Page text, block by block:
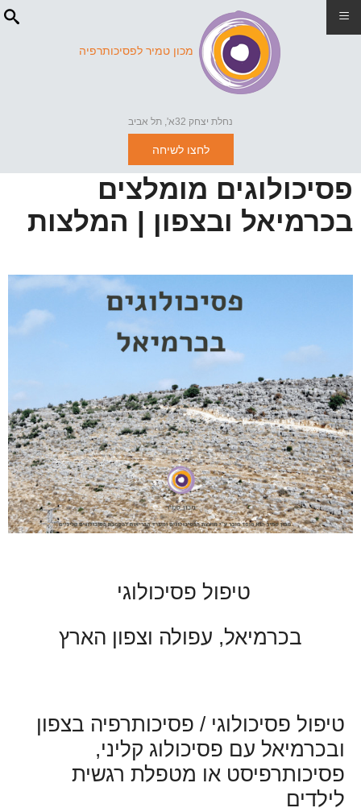
מכון טמיר לפסיכותרפיה
נחלת יצחק 32א', תל אביב
לחצו לשיחה
פסיכולוגים מומלצים
בכרמיאל ובצפון | המלצות
טיפול פסיכולוגי
בכרמיאל, עפולה וצפון הארץ
טיפול פסיכולוגי / פסיכותרפיה בצפון
ובכרמיאל עם פסיכולוג קליני,
פסיכותרפיסט או מטפלת רגשית
לילדים
≡